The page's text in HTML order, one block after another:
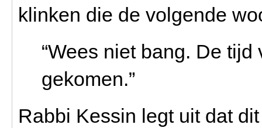
klinken die de volgende
“Wees niet bang. De
gekomen.”
Rabbi Kessin legt uit dat